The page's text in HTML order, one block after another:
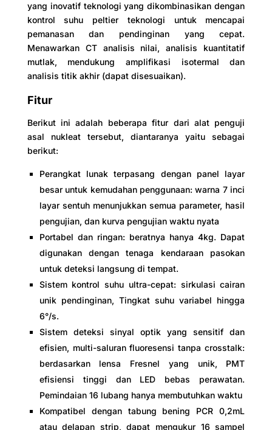
yang inovatif teknologi yang dikombinasikan dengan
kontrol suhu peltier teknologi untuk mencapai
pemanasan dan pendinginan yang cepat.
Menawarkan CT analisis nilai, analisis kuantitatif
mutlak, mendukung amplifikasi isotermal dan
analisis titik akhir (dapat disesuaikan).
Fitur
Berikut ini adalah beberapa fitur dari alat penguji
asal nukleat tersebut, diantaranya yaitu sebagai
berikut:
Perangkat lunak terpasang dengan panel layar
besar untuk kemudahan penggunaan: warna 7 inci
layar sentuh menunjukkan semua parameter, hasil
pengujian, dan kurva pengujian waktu nyata
Portabel dan ringan: beratnya hanya 4kg. Dapat
digunakan dengan tenaga kendaraan pasokan
untuk deteksi langsung di tempat.
Sistem kontrol suhu ultra-cepat: sirkulasi cairan
unik pendinginan, Tingkat suhu variabel hingga
6°/s.
Sistem deteksi sinyal optik yang sensitif dan
efisien, multi-saluran fluoresensi tanpa crosstalk:
berdasarkan lensa Fresnel yang unik, PMT
efisiensi tinggi dan LED bebas perawatan.
Pemindaian 16 lubang hanya membutuhkan waktu
Kompatibel dengan tabung bening PCR 0,2mL
atau delapan strip, dapat mengukur 16 sampel